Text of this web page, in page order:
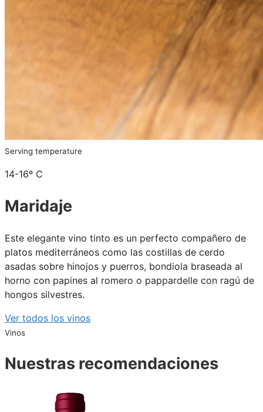
Serving temperature
14-16º C
Maridaje
Este elegante vino tinto es un perfecto compañero de
platos mediterráneos como las costillas de cerdo
asadas sobre hinojos y puerros, bondiola braseada al
horno con papines al romero o pappardelle con ragú de
hongos silvestres.
Ver todos los vinos
Vinos
Nuestras recomendaciones